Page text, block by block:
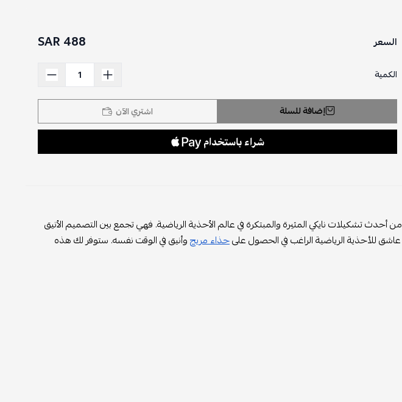
السعر 488 SAR
الكمية
إضافة للسلة اشتري الآن
أحدث تشكيلات نايكي المثيرة والمبتكرة في عالم الأحذية الرياضية. فهي تجمع بين التصميم الأنيق
عاشق للأحذية الرياضية الراغب في الحصول علىحذاء مريحوأنيق في الوقت نفسه. ستوفر لك هذه